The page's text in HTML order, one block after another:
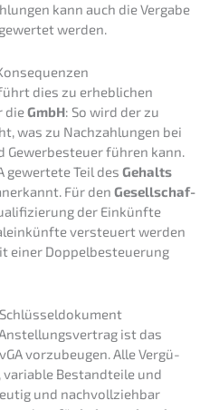
kann auch die Verga­be
werden.
dies zu erheb­li­chen
dieGmbH: So wird der zu
was zu Nachzah­lun­gen bei
führen kann.
gewer­te­te Teil des Gehalts
Für den Gesell­schaf­
der Einkünf­te
versteu­ert werden
einer Doppel­be­steue­rung
ist das
vorzu­beu­gen. Alle Vergü­
Bestand­tei­le und
und nachvoll­zieh­bar